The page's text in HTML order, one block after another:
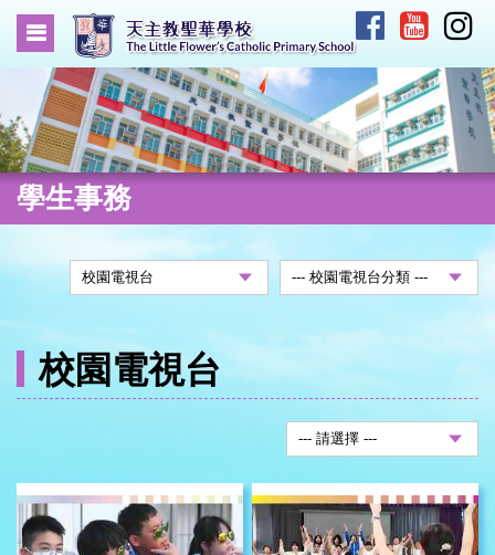
學生事務
校園電視台